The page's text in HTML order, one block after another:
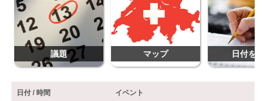
議題 マップ 日付を
日付 / 時間 イベント